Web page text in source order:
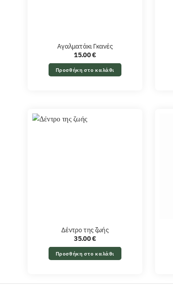
Αγαλματάκι Γκανές
15.00€
Προσθήκη στο καλάθι
Δέντρο της ζωής
35.00€
Προσθήκη στο καλάθι